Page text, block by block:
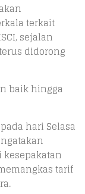
terkait
sejalan
didorong
baik hingga
hari Selasa
tarif